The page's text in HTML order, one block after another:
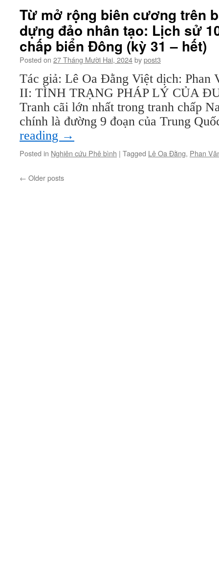
đến
Dân
chủ
–
Sự
Biến
đổi
của
châu
Á
Hiện
đại
(kỳ
14
–
Từ mở rộng biên cương trên
dựng đảo nhân tạo: Lịch sử
chấp biển Đông (kỳ 31 – hết)
Posted on 27 Tháng Mười Hai, 2024bypost3
Tác giả: Lê Oa Đằng Việt dịch: Phan
II: TÌNH TRẠNG PHÁP LÝ CỦA
Tranh cãi lớn nhất trong tranh chấp
chính là đường 9 đoạn của Trung
reading →
Posted in Nghiên cứu Phê bình | Tagged Lê Oa Đằng, Phan
← Older posts